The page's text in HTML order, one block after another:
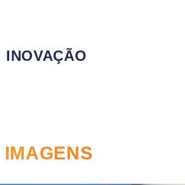
INOVAÇÃO
IMAGENS